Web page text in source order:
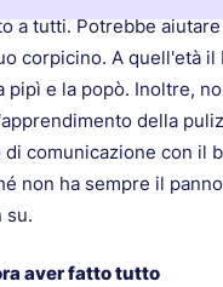
a tutti. Potrebbe
corpicino. A quell'età
e la popò. Inoltre,
della
comunicazione con il
non ha sempre il
su.
aver fatto tutto